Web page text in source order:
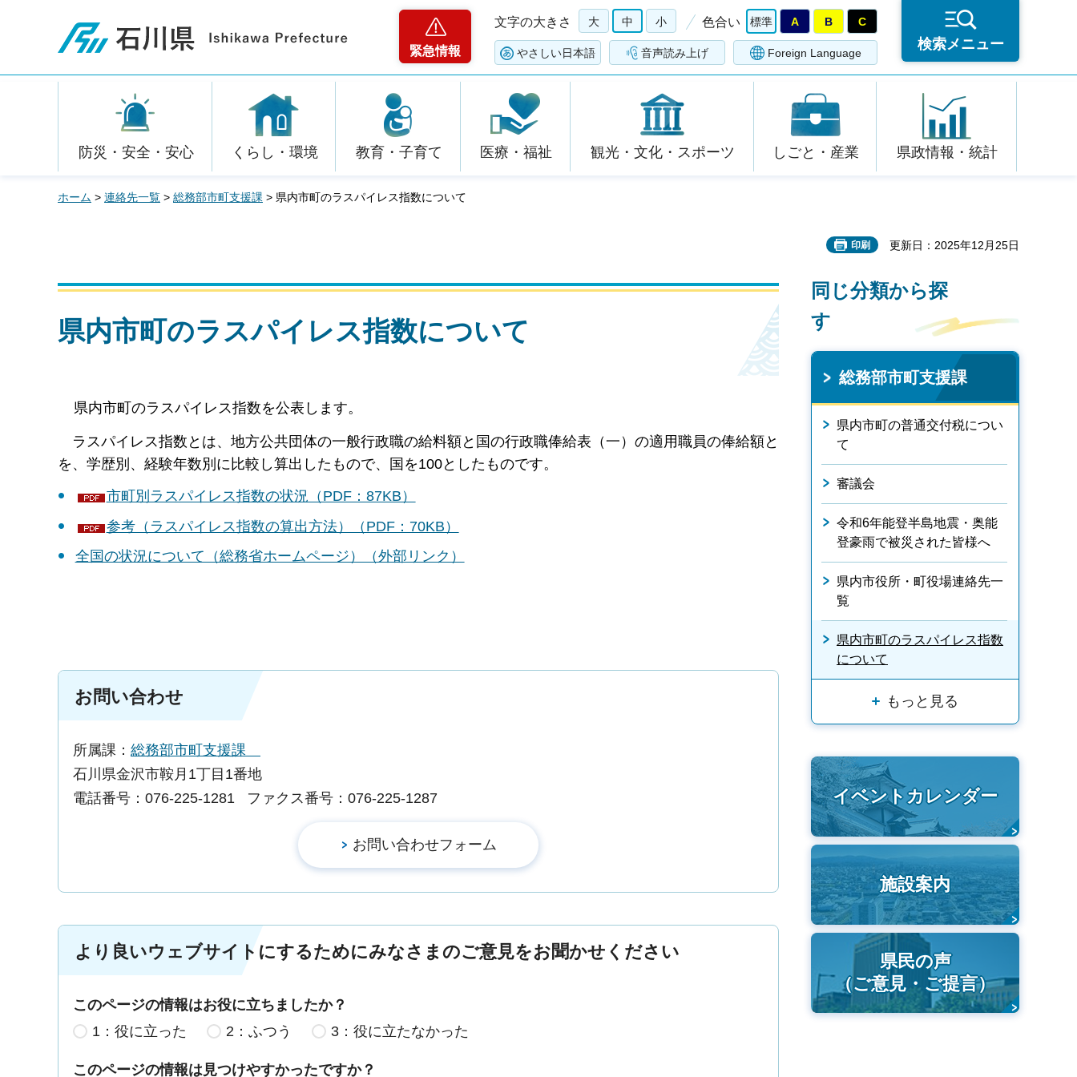
石川県
緊急情報
文字の大きさ 大 中 小 色合い 標準 A B C
やさしい日本語 音声読み上げ Foreign Language
検索メニュー
防災・安全・安心 くらし・環境 教育・子育て 医療・福祉 観光・文化・スポーツ しごと・産業 県政情報・統計
ホーム > 連絡先一覧 > 総務部市町支援課 > 県内市町のラスパイレス指数について
印刷 更新日：2025年12月25日
県内市町のラスパイレス指数について
県内市町のラスパイレス指数を公表します。
ラ スパイレス指数とは、地方公共団体の一般行政職の給料額と国の行政職俸給表（一）の適用職員の俸給額と
を、学歴別、経験年数別に比較し算出したもので、国を100としたものです。
市町別ラスパイレス指数の状況（PDF：87KB）
参考（ラスパイレス指数の算出方法）（PDF：70KB）
全国の状況について（総務省ホームページ）（外部リンク）
お問い合わせ
所属課： 総務部市町支援課
石川県金沢市鞍月1丁目1番地
電話番号：076-225-1281
ファクス番号：076-225-1287
より良いウェブサイトにするためにみなさまのご意見をお聞かせください
このページの情報はお役に立ちましたか？
1：役に立った
2：ふつう 3：役に立たなかった
このページの情報は見つけやすかったですか？
同じ分類から探
す
総務部市町支援課
県内市町の普通交付税につい
て
審議会
令和6年能登半島地震・奥能
登豪雨で被災された皆様へ
県内市役所・町役場連絡先一
覧
県内市町のラスパイレス指数
について
もっと見る
イベントカレンダー
施設案内
県民の声
（ご意見・ご提言）